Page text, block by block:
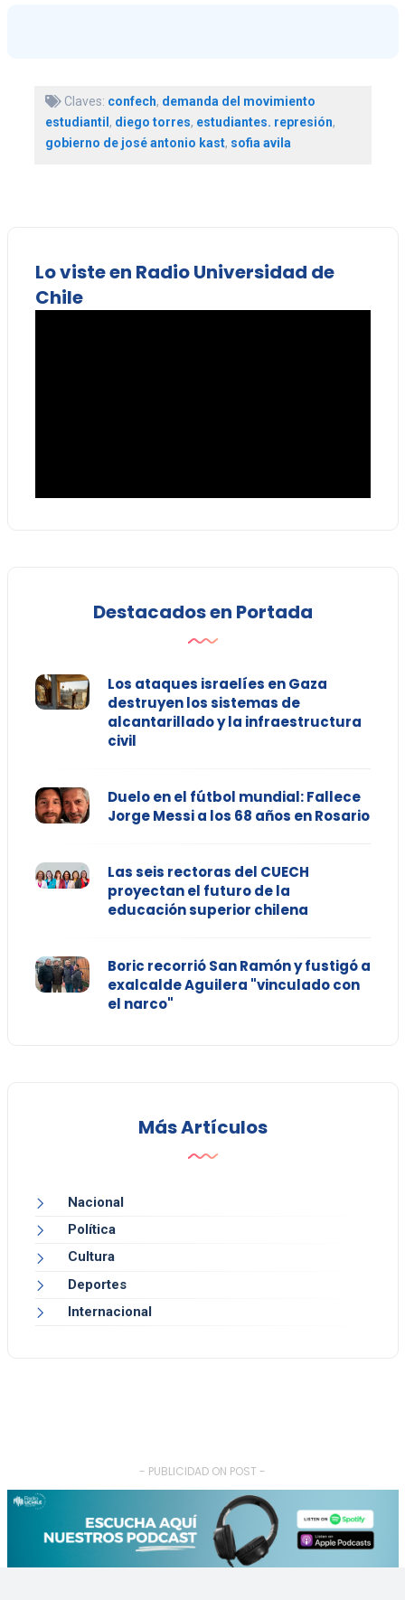
Claves: confech, demanda del movimiento
estudiantil , diego torres, estudiantes. represión,
gobierno de josé antonio kast, sofia avila
Lo viste en Radio Universidad de
Chile
Destacados en Portada
Los ataques israelíes en Gaza
destruyen los sistemas de
alcantarillado y la infraestructura
civil
Duelo en el fútbol mundial: Fallece
Jorge Messi a los 68 años en Rosario
Las seis rectoras del CUECH
proyectan el futuro de la
educación superior chilena
Boric recorrió San Ramón y fustigó a
exalcalde Aguilera "vinculado con
el narco"
Más Artículos
Nacional
Política
Cultura
Deportes
Internacional
- PUBLICIDAD ON POST -